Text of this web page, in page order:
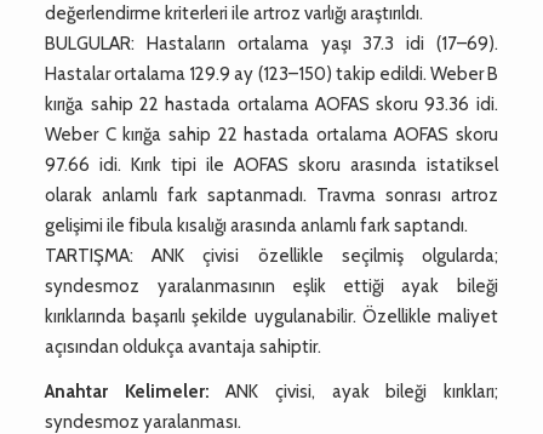
değerlendirme kriterleri ile artroz varlığı araştırıldı.
BULGULAR: Hastaların ortalama yaşı 37.3 idi (17–69).
Hastalar ortalama 129.9 ay (123–150) takip edildi. Weber B
kırığa sahip 22 hastada ortalama AOFAS skoru 93.36 idi.
Weber C kırığa sahip 22 hastada ortalama AOFAS skoru
97.66 idi. Kırık tipi ile AOFAS skoru arasında istatiksel
olarak anlamlı fark saptanmadı. Travma sonrası artroz
gelişimi ile fibula kısalığı arasında anlamlı fark saptandı.
TARTIŞMA: ANK çivisi özellikle seçilmiş olgularda;
syndesmoz yaralanmasının eşlik ettiği ayak bileği
kırıklarında başarılı şekilde uygulanabilir. Özellikle maliyet
açısından oldukça avantaja sahiptir.
Anahtar Kelimeler: ANK çivisi, ayak bileği kırıkları;
syndesmoz yaralanması.